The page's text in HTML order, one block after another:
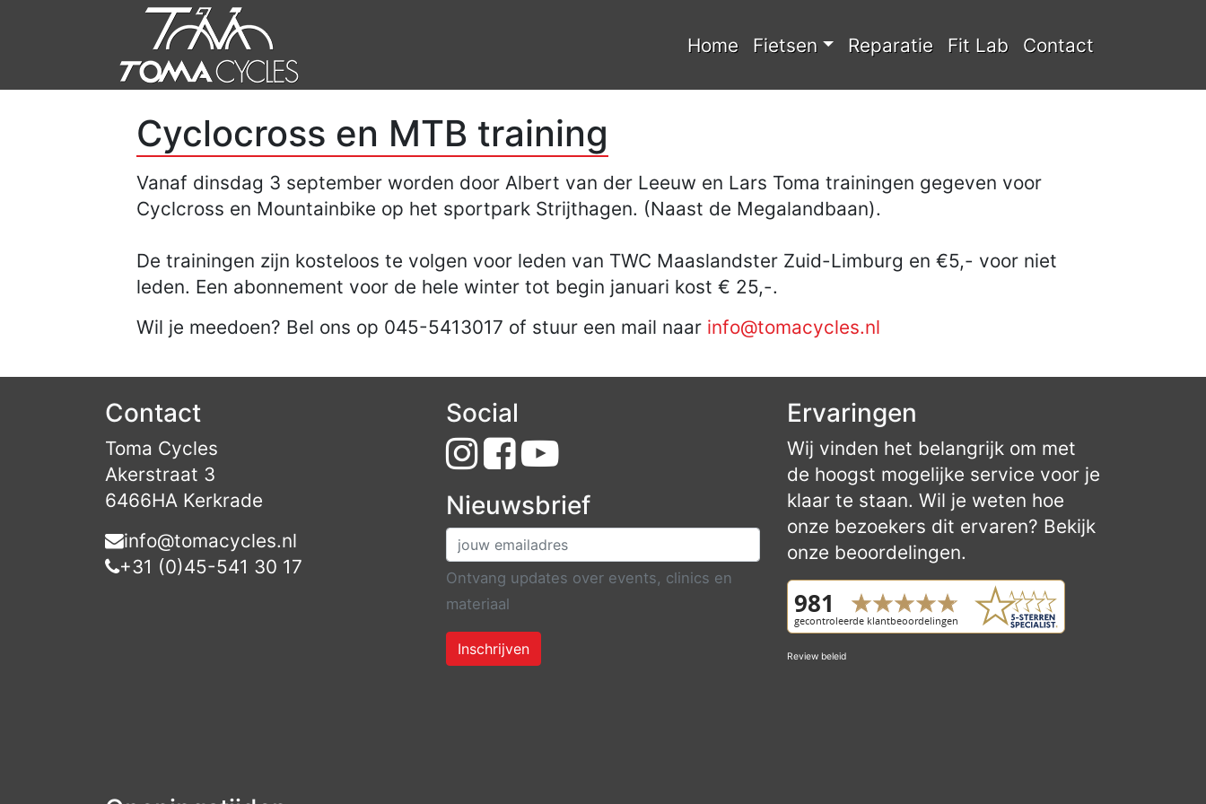
Home Fietsen Reparatie Fit Lab Contact
Cyclocross en MTB training
Vanaf dinsdag 3 september worden door Albert van der Leeuw en Lars Toma trainingen gegeven voor
Cyclcross en Mountainbike op het sportpark Strijthagen. (Naast de Megalandbaan).
De trainingen zijn kosteloos te volgen voor leden van TWC Maaslandster Zuid-Limburg en €5,- voor niet
leden. Een abonnement voor de hele winter tot begin januari kost € 25,-.
Wil je meedoen? Bel ons op 045-5413017 of stuur een mail naar info@tomacycles.nl
Contact
Toma Cycles
Akerstraat 3
6466HA Kerkrade
info@tomacycles.nl
+31 (0)45-541 30 17
Social
Nieuwsbrief
Ontvang updates over events, clinics en
materiaal
Inschrijven
Ervaringen
Wij vinden het belangrijk om met
de hoogst mogelijke service voor je
klaar te staan. Wil je weten hoe
onze bezoekers dit ervaren? Bekijk
onze beoordelingen.
Review beleid